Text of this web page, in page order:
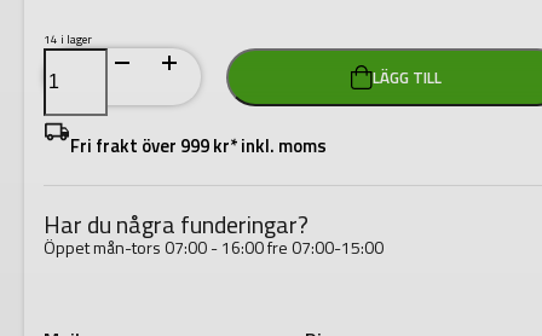
14 i lager
Milwaukee
Sågkedja
3/8X152X1,1mm
till
M12
FHS
LÄGG TILL
Fri frakt över 999 kr* inkl. moms
Har du några funderingar?
Öppet mån-tors 07:00 - 16:00 fre 07:00-15:00